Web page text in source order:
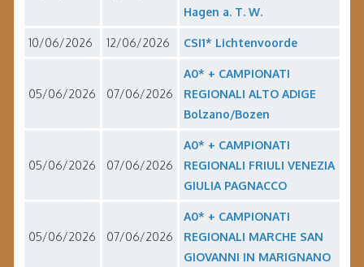
Hagen a. T. W.
10/06/2026 12/06/2026 CSI1* Lichtenvoorde
05/06/2026 07/06/2026
A0* + CAMPIONATI
REGIONALI ALTO ADIGE
Bolzano/Bozen
05/06/2026 07/06/2026
A0* + CAMPIONATI
REGIONALI FRIULI VENEZIA
GIULIA PAGNACCO
05/06/2026 07/06/2026
A0* + CAMPIONATI
REGIONALI MARCHE SAN
GIOVANNI IN MARIGNANO